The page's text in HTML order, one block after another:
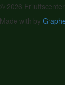
© 2026
Made with by